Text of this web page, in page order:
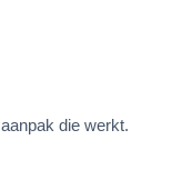
die werkt.